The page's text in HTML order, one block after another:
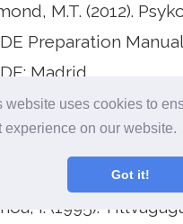
website uses cookies to
experience on our website.
Got it!
M.T. (2012).
Preparation
Madrid.
S. (1974).
Gedisa:
I. (1995).